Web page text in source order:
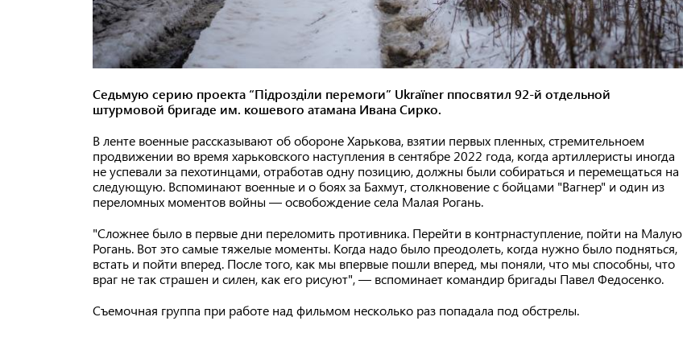
Седьмую серию проекта “Підрозділи перемоги” Ukraїner ппосвятил 92-й отдельной
штурмовой бригаде им. кошевого атамана Ивана Сирко.
В ленте военные рассказывают об обороне Харькова, взятии первых пленных, стремительноем
продвижении во время харьковского наступления в сентябре 2022 года, когда артиллеристы иногда
не успевали за пехотинцами, отработав одну позицию, должны были собираться и перемещаться на
следующую. Вспоминают военные и о боях за Бахмут, столкновение с бойцами "Вагнер" и один из
переломных моментов войны — освобождение села Малая Рогань.
"Сложнее было в первые дни переломить противника. Перейти в контрнаступление, пойти на Малую
Рогань. Вот это самые тяжелые моменты. Когда надо было преодолеть, когда нужно было подняться,
встать и пойти вперед. После того, как мы впервые пошли вперед, мы поняли, что мы способны, что
враг не так страшен и силен, как его рисуют", — вспоминает командир бригады Павел Федосенко.
Съемочная группа при работе над фильмом несколько раз попадала под обстрелы.